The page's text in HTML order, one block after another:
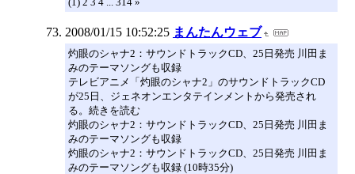
2008/01/15 10:52:25 まんたんウェブ
灼眼のシャナ2：サウンドトラックCD、25日発売 川田ま
みのテーマソングも収録
テレビアニメ「灼眼のシャナ2」のサウンドトラックCD
が25日、ジェネオンエンタテインメントから発売され
る。続きを読む
灼眼のシャナ2：サウンドトラックCD、25日発売 川田ま
みのテーマソングも収録
灼眼のシャナ2：サウンドトラックCD、25日発売 川田ま
みのテーマソングも収録 (10時35分)